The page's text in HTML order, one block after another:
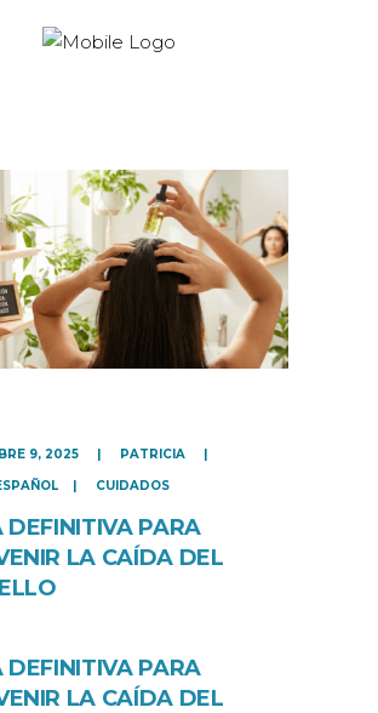
9, 2025
PATRICIA
CUIDADOS
DEFINITIVA PARA
LA CAÍDA DEL
DEFINITIVA PARA
LA CAÍDA DEL